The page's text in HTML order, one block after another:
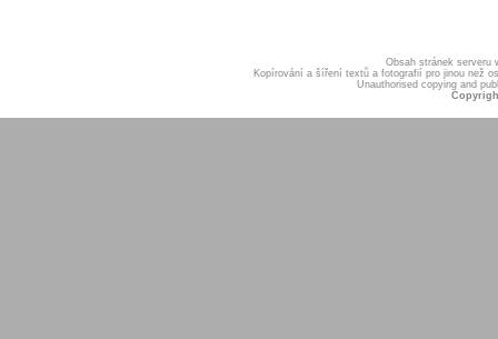
Obsah stránek serveru
Kopírování a šíření textů a fotografií pro jinou než
Unauthorised copying and